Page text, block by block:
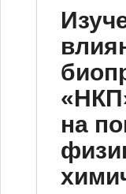
на